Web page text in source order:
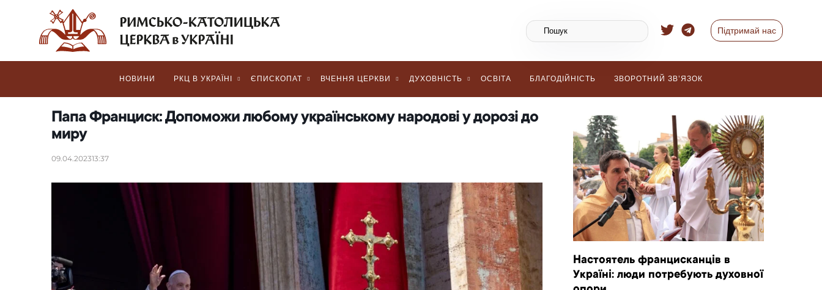
Підтримай нас
НОВИНИ РКЦ В УКРАЇНІ ЄПИСКОПАТ ВЧЕННЯ ЦЕРКВИ ДУХОВНІСТЬ ОСВІТА БЛАГОДІЙНІСТЬ ЗВОРОТНИЙ ЗВ’ЯЗОК
Папа Франциск: Допоможи любому українському народові у дорозі до
миру
09.04.202313:37
Настоятель францисканців в
Україні: люди потребують духовної